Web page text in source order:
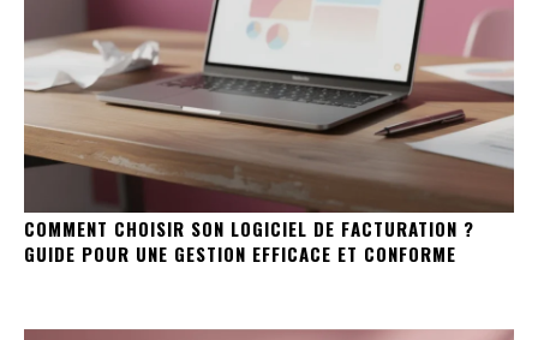
COMMENT CHOISIR SON LOGICIEL DE FACTURATION ?
GUIDE POUR UNE GESTION EFFICACE ET CONFORME